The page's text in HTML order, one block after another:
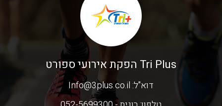
Tri Plus הפקת אירועי ספורט
דוא"ל: Info@3plus.co.il